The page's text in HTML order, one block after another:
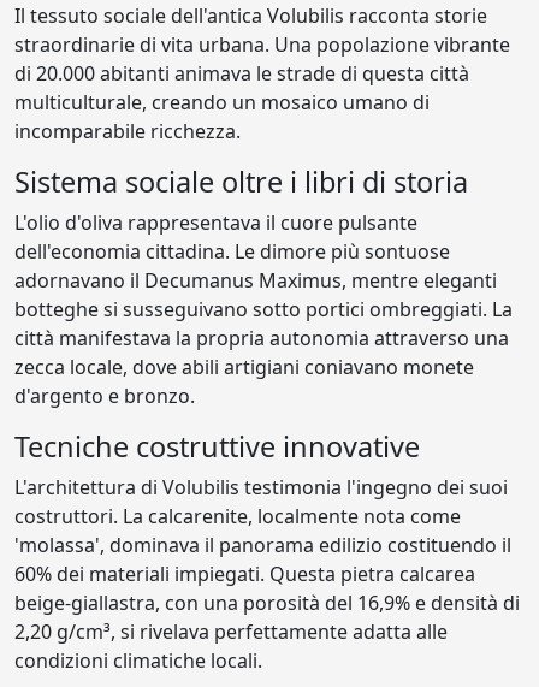
Il tessuto sociale dell'antica Volubilis racconta storie
straordinarie di vita urbana. Una popolazione vibrante
di 20.000 abitanti animava le strade di questa città
multiculturale, creando un mosaico umano di
incomparabile ricchezza.
Sistema sociale oltre i libri di storia
L'olio d'oliva rappresentava il cuore pulsante
dell'economia cittadina. Le dimore più sontuose
adornavano il Decumanus Maximus, mentre eleganti
botteghe si susseguivano sotto portici ombreggiati. La
città manifestava la propria autonomia attraverso una
zecca locale, dove abili artigiani coniavano monete
d'argento e bronzo.
Tecniche costruttive innovative
L'architettura di Volubilis testimonia l'ingegno dei suoi
costruttori. La calcarenite, localmente nota come
'molassa', dominava il panorama edilizio costituendo il
60% dei materiali impiegati. Questa pietra calcarea
beige-giallastra, con una porosità del 16,9% e densità di
2,20 g/cm³, si rivelava perfettamente adatta alle
condizioni climatiche locali.